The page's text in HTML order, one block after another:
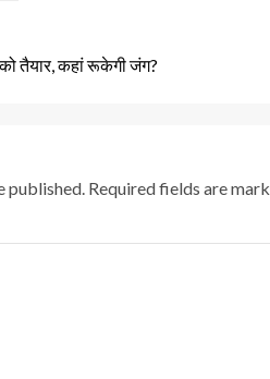
तैयार, कहां रूकेगी जंग?
published. Required fields are